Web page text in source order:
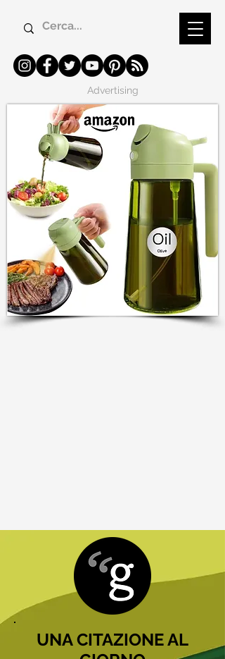
Advertising
UNA CITAZIONE AL